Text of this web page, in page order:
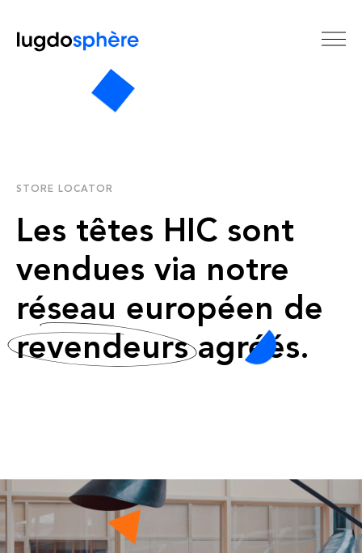
STORE LOCATOR
Les têtes HIC sont
vendues via notre
réseau européen de
revendeursagréés.